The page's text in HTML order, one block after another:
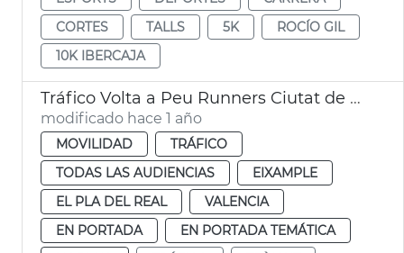
CORTES
TALLS 5K
ROCÍO GIL
10K IBERCAJA
Tráfico Volta a Peu Runners Ciutat de València
modificado hace 1 año
MOVILIDAD
TRÁFICO
TODAS LAS AUDIENCIAS
EIXAMPLE
EL PLA DEL REAL
VALENCIA
EN PORTADA
EN PORTADA TEMÁTICA